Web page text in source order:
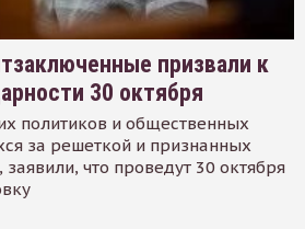
призвали к
30 октября
политиков и общественных
за решеткой и признанных
что проведут 30 октября